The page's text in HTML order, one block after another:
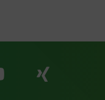
Facebook
Zu